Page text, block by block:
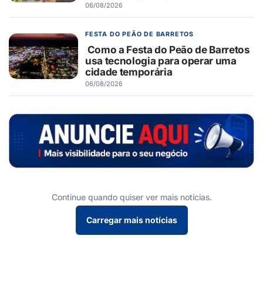
06/08/2026
FESTA DO PEÃO DE BARRETOS
Como a Festa do Peão de Barretos
usa tecnologia para operar uma
cidade temporária
06/08/2026
Continue quando quiser ver mais notícias.
Carregar mais notícias